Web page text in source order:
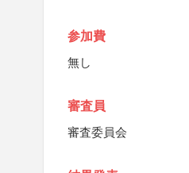
参加費
無し
審査員
審査委員会